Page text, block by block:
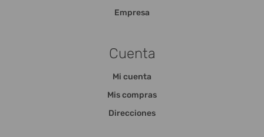
Empresa
Cuenta
Mi cuenta
Mis compras
Direcciones